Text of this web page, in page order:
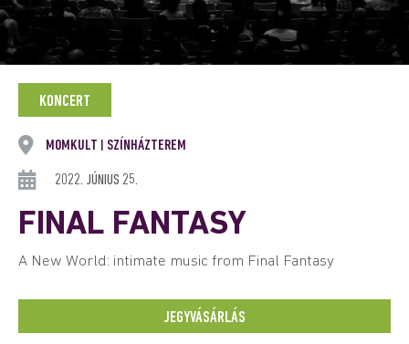
KONCERT
MOMKULT SZÍNHÁZTEREM
2022. JÚNIUS 25.
FINAL FANTASY
A New World: intimate music from Final Fantasy
JEGYVÁSÁRLÁS